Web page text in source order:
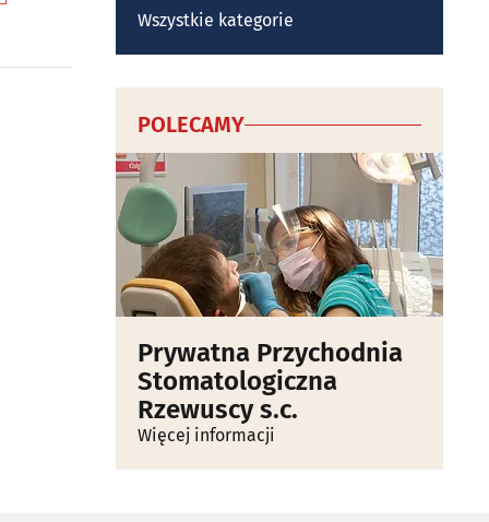
Wszystkie kategorie
POLECAMY
Prywatna Przychodnia
Stomatologiczna
Rzewuscy s.c.
Więcej informacji